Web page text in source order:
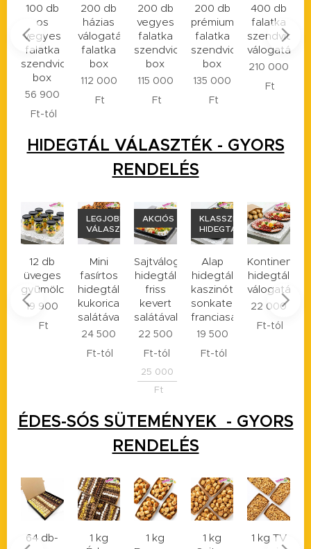
200 db
házias
válogatás
falatka
box
112 000
Ft
200 db
vegyes
falatka
szendvics
box
115 000
Ft
200 db
prémium
falatka
szendvics
box
135 000
Ft
400 db
falatka
szendvics
válogatás
210 000
Ft
30 db
vegán
falatka
szendvics
box
34 000
HIDEGTÁL VÁLASZTÉK - GYORS
RENDELÉS
Mini
fasírtos
hidegtál
kukorica
LEGJOBB
VÁLASZTÁS
Sajtválogatás
hidegtál
friss
kevert
salátával
AKCIÓS
22 500
Ft-tól
Alap
hidegtál
kaszinótojás,
sonkatekercs
franciasalátával
KLASSZIKUS
HIDEGTÁL
19 500
Ft-tól
Kontinentális
hidegtál
válogatás
22 000
hidegtál
AKCIÓS
HIDEGTÁL
19 500
Ft-tól
22 900
ÉDES-SÓS SÜTEMÉNYEK - GYORS
RENDELÉS
1 kg
1 kg
1 kg
1 kg TV
1 kg